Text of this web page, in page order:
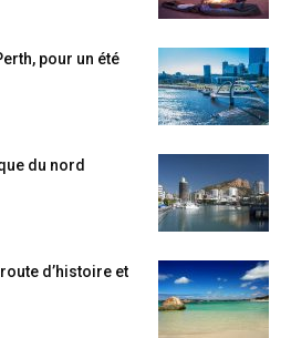
pour un été
du nord
route d’histoire et